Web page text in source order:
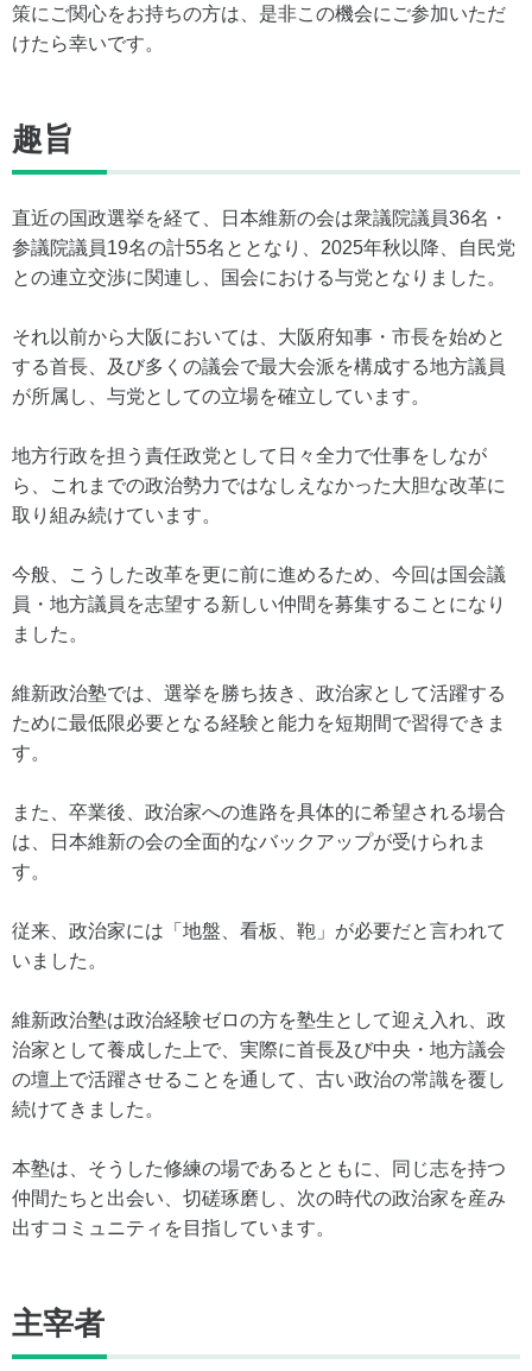
策にご関心をお持ちの方は、是非この機会にご参加いただ
けたら幸いです。
趣旨
直近の国政選挙を経て、日本維新の会は衆議院議員36名・
参議院議員19名の計55名ととなり、2025年秋以降、自民党
との連立交渉に関連し、国会における与党となりました。
それ以前から大阪においては、大阪府知事・市長を始めと
する首長、及び多くの議会で最大会派を構成する地方議員
が所属し、与党としての立場を確立しています。
地方行政を担う責任政党として日々全力で仕事をしなが
ら、これまでの政治勢力ではなしえなかった大胆な改革に
取り組み続けています。
今般、こうした改革を更に前に進めるため、今回は国会議
員・地方議員を志望する新しい仲間を募集することになり
ました。
維新政治塾では、選挙を勝ち抜き、政治家として活躍する
ために最低限必要となる経験と能力を短期間で習得できま
す。
また、卒業後、政治家への進路を具体的に希望される場合
は、日本維新の会の全面的なバックアップが受けられま
す。
従来、政治家には「地盤、看板、鞄」が必要だと言われて
いました。
維新政治塾は政治経験ゼロの方を塾生として迎え入れ、政
治家として養成した上で、実際に首長及び中央・地方議会
の壇上で活躍させることを通して、古い政治の常識を覆し
続けてきました。
本塾は、そうした修練の場であるとともに、同じ志を持つ
仲間たちと出会い、切磋琢磨し、次の時代の政治家を産み
出すコミュニティを目指しています。
主宰者